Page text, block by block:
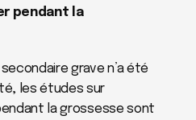
pendant la
grave n’a été
les études sur
la grossesse sont